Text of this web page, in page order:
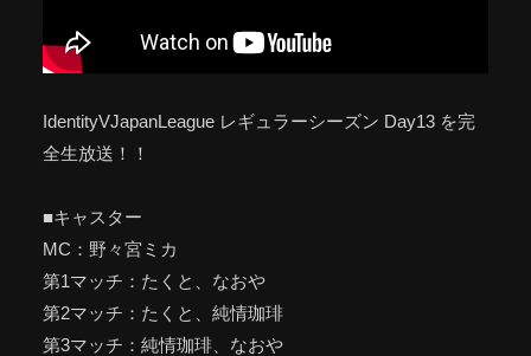
IdentityVJapanLeague レギュラーシーズン Day13 を完
全生放送！！
■キャスター
MC：野々宮ミカ
第1マッチ：たくと、なおや
第2マッチ：たくと、純情珈琲
第3マッチ：純情珈琲、なおや